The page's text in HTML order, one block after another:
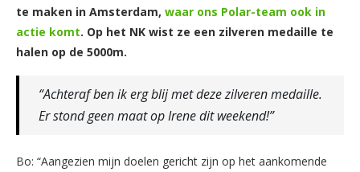
te maken in Amsterdam, waar ons Polar-team ook in
actie komt. Op het NK wist ze een zilveren medaille te
halen op de 5000m.
“Achteraf ben ik erg blij met deze zilveren medaille.
Er stond geen maat op Irene dit weekend!”
Bo: “Aangezien mijn doelen gericht zijn op het aankomende